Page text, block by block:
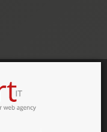
, lots of